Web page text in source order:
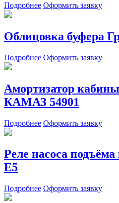
Подробнее Оформить заявку
Облицовка буфера
Подробнее Оформить заявку
Амортизатор
КАМАЗ 54901
Подробнее Оформить заявку
Реле насоса
E5
Подробнее Оформить заявку